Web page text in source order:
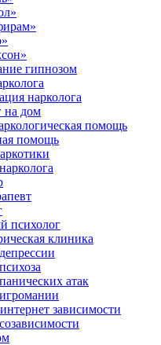
гипнозом
нарколога
на дом
помощь
помощь
психолог
клиника
атак
зависимости